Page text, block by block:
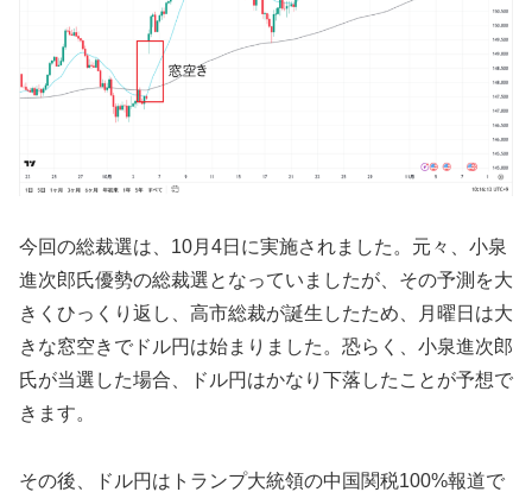
今回の総裁選は、10月4日に実施されました。元々、小泉
進次郎氏優勢の総裁選となっていましたが、その予測を大
きくひっくり返し、高市総裁が誕生したため、月曜日は大
きな窓空きでドル円は始まりました。恐らく、小泉進次郎
氏が当選した場合、ドル円はかなり下落したことが予想で
きます。
その後、ドル円はトランプ大統領の中国関税100%報道で